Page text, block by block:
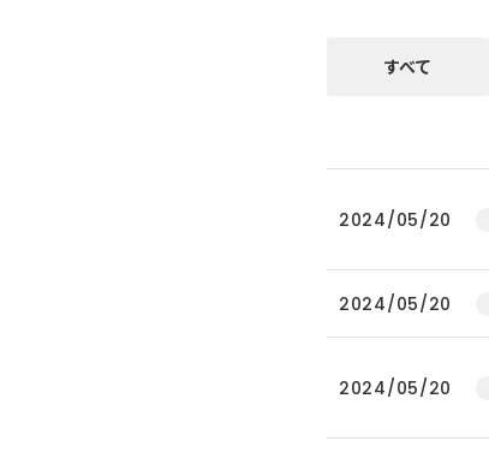
すべて
2024/05/20
2024/05/20
2024/05/20